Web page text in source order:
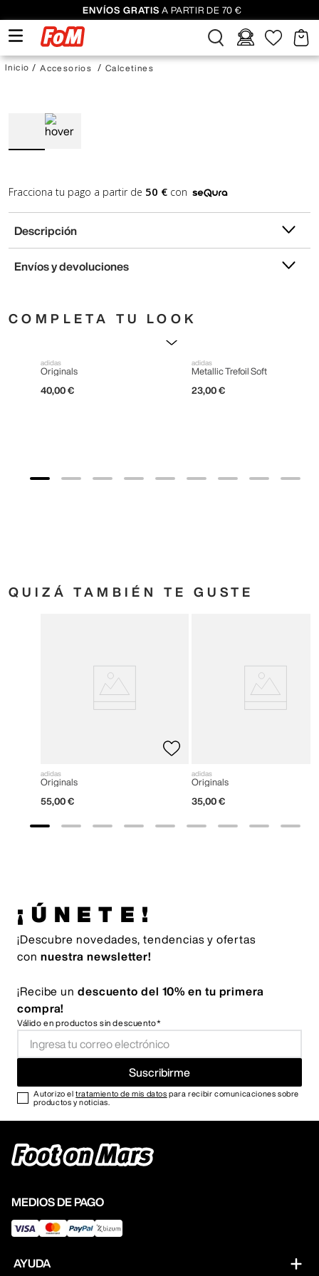
ENVÍOS GRATIS A PARTIR DE 70 €
Accesorios Calcetines
Fracciona tu pago a partir de 50 € con
Descripción
Envíos y devoluciones
COMPLETA TU LOOK
adidas
Metallic Trefoil Soft
23,00 €
QUIZÁ TAMBIÉN TE GUSTE
adidas
Originals
55,00 €
adidas
Originals
35,00 €
¡ÚNETE!
¡Descubre novedades, tendencias y ofertas
con nuestra newsletter!
¡Recibe un descuento del 10% en tu primera
compra!
Válido en productos sin descuento*
Suscribirme
Autorizo eltratamiento de mis datos para recibir comunicaciones sobre
productos y noticias.
MEDIOS DE PAGO
AYUDA